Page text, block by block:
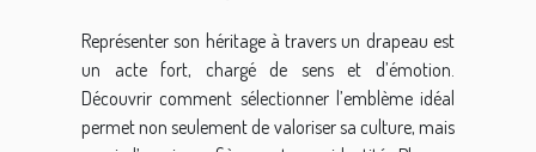
Représenter son héritage à travers un drapeau est
un acte fort, chargé de sens et d’émotion.
Découvrir comment sélectionner l’emblème idéal
permet non seulement de valoriser sa culture, mais